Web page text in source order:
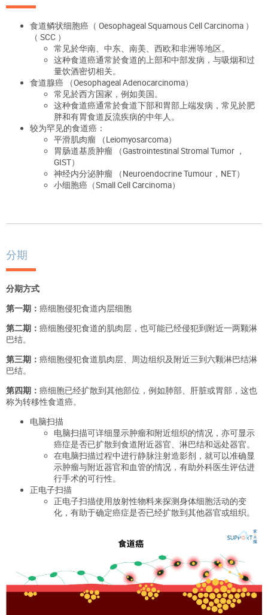
食道鳞状细胞癌（ Oesophageal Squamous Cell Carcinoma ）
（ SCC ）
常见於华南、中东、南美、西欧和非洲等地区。
这种食道癌通常於食道的上部和中部发病，与吸烟和过
量饮酒密切相关。
食道腺癌 （Oesophageal Adenocarcinoma）
常见於西方国家，例如美国。
这种食道癌通常於食道下部和胃部上端发病，常见於肥
胖和有胃食道反流疾病的中年人。
较为罕见的食道癌：
平滑肌肉瘤 （Leiomyosarcoma）
胃肠道基质肿瘤 （Gastrointestinal Stromal Tumor ，
GIST）
神经内分泌肿瘤 （Neuroendocrine Tumour，NET）
小细胞癌（Small Cell Carcinoma）
分期
分期方式
第一期： 癌细胞侵犯食道内层细胞
第二期： 癌细胞侵犯食道的肌肉层，也可能已经侵犯到附近一两颗淋
巴结。
第三期： 癌细胞侵犯食道肌肉层、周边组织及附近三到六颗淋巴结淋
巴结。
第四期： 癌细胞已经扩散到其他部位，例如肺部、肝脏或胃部，这也
称为转移性食道癌。
电脑扫描
电脑扫描可详细显示肿瘤和附近组织的情况，亦可显示
癌症是否已扩散到食道附近器官、淋巴结和远处器官。
在电脑扫描过程中进行静脉注射造影剂，就可以准确显
示肿瘤与附近器官和血管的情况，有助外科医生评估进
行手术的可行性。
正电子扫描
正电子扫描使用放射性物料来探测身体细胞活动的变
化，有助于确定癌症是否已经扩散到其他器官或组织。